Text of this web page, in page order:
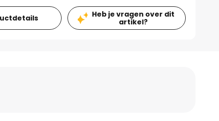
Heb je vragen over dit
artikel?